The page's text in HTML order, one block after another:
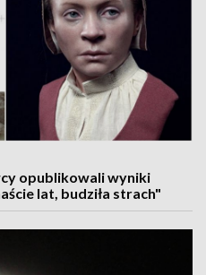
opublikowali wyniki
lat, budziła strach"